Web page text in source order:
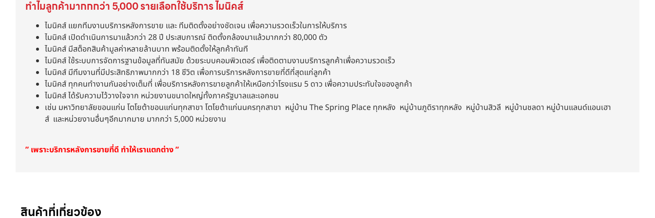
ทำไมลูกค้ามากกกว่า 5,000 รายเลือกใช้บริการ ไมนิคส์
ไมนิคส์ แยกทีมงานบริการหลังการขาย และ ทีมติดตั้งอย่างชัดเจน เพื่อความรวดเร็วในการให้บริการ
ไมนิคส์ เปิดดำเนินการมาแล้วกว่า 28 ปี ประสบการณ์ ติดตั้งกล้องมาแล้วมากกว่า 80,000 ตัว
ไมนิคส์ มีสต็อกสินค้ามูลค่าหลายล้านบาท พร้อมติดตั้งให้ลูกค้าทันที
ไมนิคส์ ใช้ระบบการจัดการฐานข้อมูลที่ทันสมัย ด้วยระบบคอมพิวเตอร์ เพื่อติดตามงานบริการลูกค้าเพื่อความรวดเร็ว
ไมนิคส์ มีทีมงานที่มีประสิทธิภาพมากกว่า 18 ชีวิต เพื่อการบริการหลังการขายที่ดีที่สุดแก่ลูกค้า
ไมนิคส์ ทุกคนทำงานกันอย่างเต็มที่ เพื่อบริการหลังการขายลูกค้าให้เหนือกว่าโรงแรม 5 ดาว เพื่อความประทับใจของลูกค้า
ไมนิคส์ ได้รับความไว้วางใจจาก หน่วยงานขนาดใหญ่ทั้งภาครัฐบาลและเอกชน
เช่น มหาวิทยาลัยขอนแก่น โตโยต้าขอนแก่นทุกสาขา โตโยต้าแก่นนครทุกสาขา หมู่บ้าน The Spring Place ทุกหลัง หมู่บ้านภูดิราทุกหลัง หมู่บ้านสิวลี หมู่บ้านชลดา หมู่บ้านแลนด์แอนเฮา
ส์ และหน่วยงานอื่นๆอีกมากมาย มากกว่า 5,000 หน่วยงาน
” เพราะบริการหลังการขายที่ดี ทำให้เราแตกต่าง ”
สินค้าที่เกี่ยวข้อง